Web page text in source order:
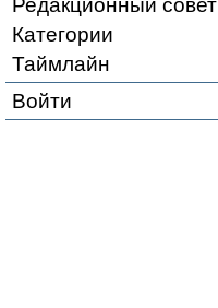
Редакционный совет
Категории
Таймлайн
Войти